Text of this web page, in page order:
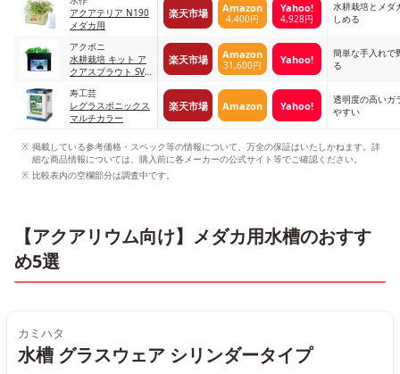
アクアテリア N190
メダカ用
楽天市場 Amazon
4,400円
Yahoo!
4,928円
水耕栽培とメダ
しめる
アクポニ
水耕栽培 キット ア
クアスプラウト SV
楽天市場 Amazon
31,600円 Yahoo!
簡単な手入れで
る
寿工芸
レグラスポニックス
マルチカラー
楽天市場 Amazon Yahoo!
透明度の高いガ
やすい
掲載している参考価格・スペック等の情報について、万全の保証はいたしかねます。詳
細な商品情報については、購入前に各メーカーの公式サイト等でご確認ください。
比較表内の空欄部分は調査中です。
【アクアリウム向け】メダカ用水槽のおすす
め5選
カミハタ
水槽 グラスウェア シリンダータイプ